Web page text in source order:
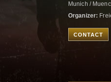
Munich /
Organizer:
CONTACT